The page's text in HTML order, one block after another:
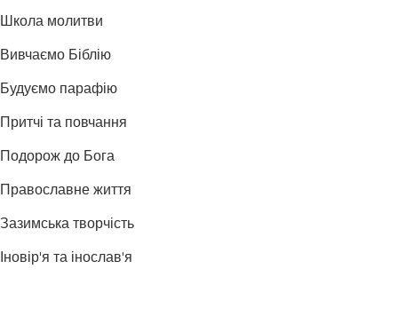
Школа молитви
Вивчаємо Біблію
Будуємо парафію
Притчі та повчання
Подорож до Бога
Православне життя
Зазимська творчість
Іновір'я та інослав'я